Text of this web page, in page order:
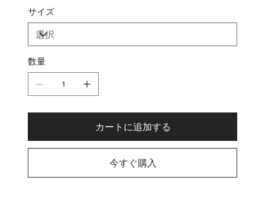
サイズ
数量
カートに追加する
今すぐ購入